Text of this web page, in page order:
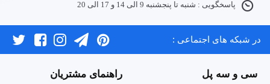
پاسخگویی : شنبه تا پنجشنبه 9 الی 14 و 17 الی 20
در شبکه های اجتماعی :
سی و سه پل راهنمای مشتریان